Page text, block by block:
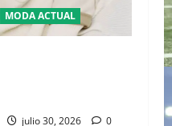
MODA ACTUAL
julio 30, 2026 0